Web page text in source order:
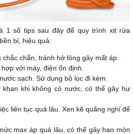
1 số tips sau đây để quy trình xịt rửa
bỉ, hiệu quả:
chắc chắn, tránh hở lỏng gây mất áp.
với máy, điện ổn định.
sạch. Sử dụng bộ lọc đi kèm.
khan khi không có nước, có thể gây hư
liên tục quá lâu. Xen kẽ quãng nghỉ để
max áp quá lâu, có thể gây hao mòn